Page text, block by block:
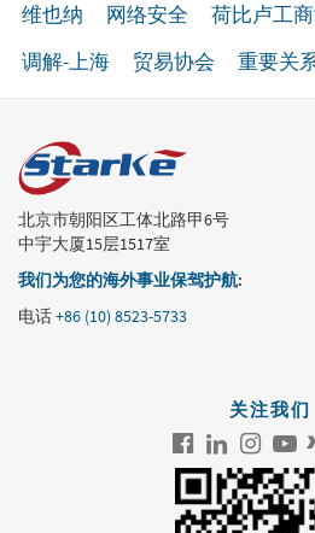
维也纳
网络安全 荷比卢工
调解-上海
贸易协会 重要关
北京市朝阳区工体北路甲6号
中宇大厦15层1517室
我们为您的海外事业保驾护航:
电话+86 (10) 8523-5733
关注我们